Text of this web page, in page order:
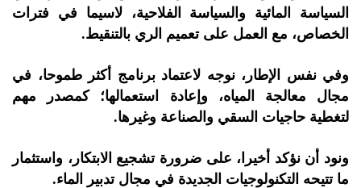
السياسة المائية والسياسة الفلاحية، لاسيما في فترات
الخصاص، مع العمل على تعميم الري بالتنقيط.
وفي نفس الإطار، نوجه لاعتماد برنامج أكثر طموحا، في
مجال معالجة المياه، وإعادة استعمالها؛ كمصدر مهم
لتغطية حاجيات السقي والصناعة وغيرها.
ونود أن نؤكد أخيرا، على ضرورة تشجيع الابتكار، واستثمار
ما تتيحه التكنولوجيات الجديدة في مجال تدبير الماء.